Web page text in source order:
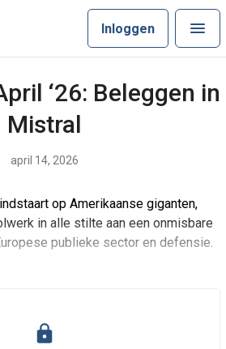
Inloggen
‘26: Beleggen in
Mistral
april 14, 2026
op Amerikaanse giganten,
in alle stilte aan een onmisbare
publieke sector en defensie.